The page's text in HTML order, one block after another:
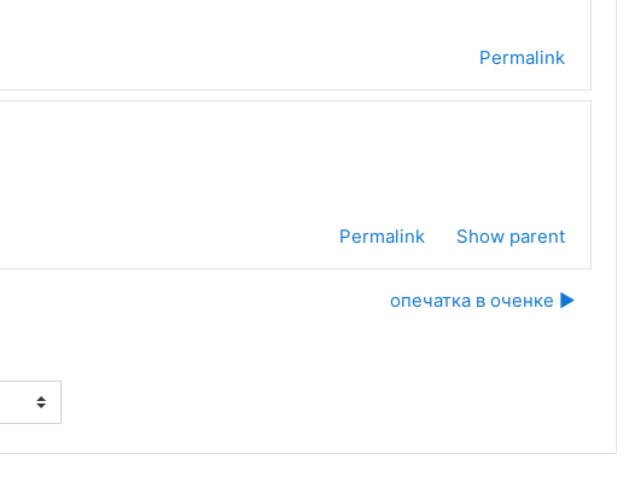
Permalink
Permalink
Show parent
опечатка в оченке ▶︎